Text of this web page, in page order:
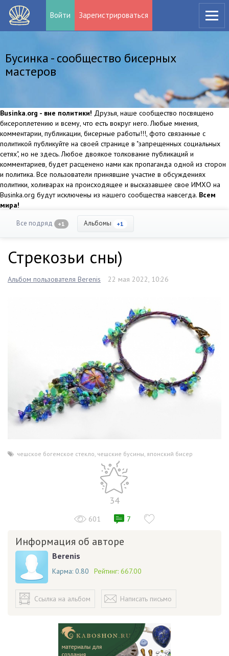
Войти Зарегистрироваться
Бусинка - сообщество бисерных
мастеров
Businka.org - вне политики! Друзья, наше сообщество посвящено
бисероплетению и всему, что есть вокруг него. Любые мнения,
комментарии, публикации, бисерные работы!!!, фото связанные с
политикой публикуйте на своей странице в "запрещенных социальных
сетях", но не здесь. Любое двоякое толкование публикаций и
комментариев, будет расценено нами как пропаганда одной из сторон
и политика. Все пользователи принявшие участие в обсуждениях
политики, холиварах на происходящее и высказавшее свое ИМХО на
Businka.org будут исключены из нашего сообщества навсегда. Всем
мира!
Все подряд +1 Альбомы +1
Стрекозьи сны)
Альбом пользователя Berenis 22 мая 2022, 10:26
чешское богемское стекло, чешские бусины, японский бисер
34
601 7
Информация об авторе
Berenis
Карма: 0.80 Рейтинг: 667.00
Ссылка на альбом Написать письмо